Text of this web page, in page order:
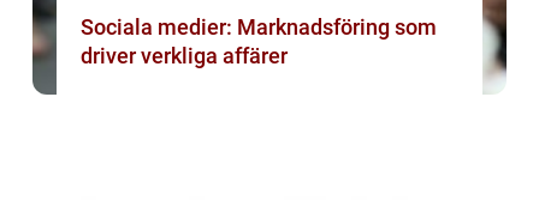
Sociala medier: Marknadsföring som
driver verkliga affärer